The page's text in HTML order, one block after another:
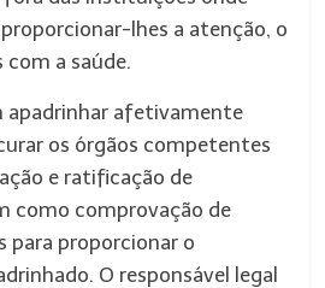
lhes a atenção, o
a saúde.
apadrinhar afetivamente
os órgãos competentes
e ratificação de
como comprovação de
para proporcionar o
O responsável legal